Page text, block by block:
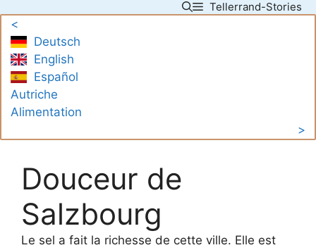
content
Tellerrand-Stories
<
Deutsch
English
Español
Autriche
Alimentation
>
Douceur de
Salzbourg
Le sel a fait la richesse de cette ville. Elle est